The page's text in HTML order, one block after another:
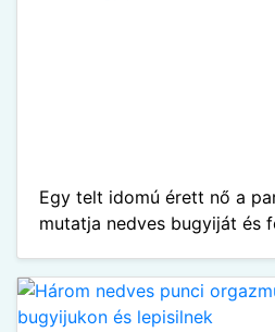
Egy telt idomú érett nő a
mutatja nedves bugyiját és